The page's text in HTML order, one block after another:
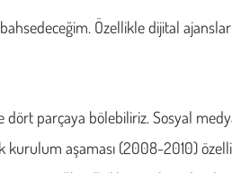
Özellikle dijital
dört parçaya bölebiliriz. Sosyal
kurulum aşaması (2008-2010)